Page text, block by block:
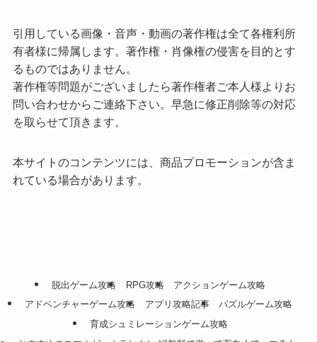
引用している画像・音声・動画の著作権は全て各権利所
有者様に帰属します。著作権・肖像権の侵害を目的とす
るものではありません。
著作権等問題がございましたら著作権者ご本人様よりお
問い合わせからご連絡下さい。早急に修正削除等の対応
を取らせて頂きます。
本サイトのコンテンツには、商品プロモーションが含ま
れている場合があります。
脱出ゲーム攻略 RPG攻略
アクションゲーム攻略
アドベンチャーゲーム攻略
アプリ攻略記事
パズルゲーム攻略
育成シュミレーションゲーム攻略